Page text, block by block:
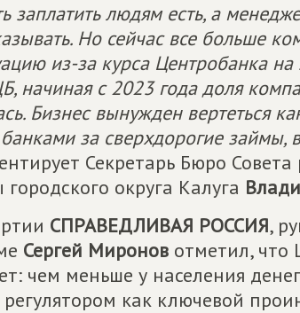
заплатить людям есть, а
Но сейчас все больше
из-за курса Центробанка
начиная с 2023 года доля
Бизнес вынужден вертеться
банками за сверхдорогие займы,
Секретарь Бюро
округа Калуга
СПРАВЕДЛИВАЯ РОССИЯ,
Сергей Миронов отметил, что
чем меньше у населения
регулятором как ключевой